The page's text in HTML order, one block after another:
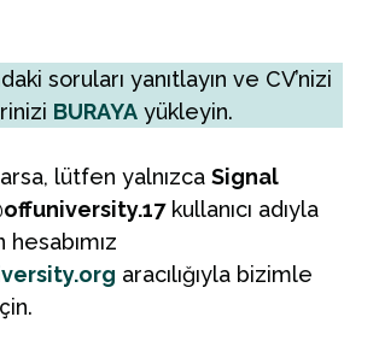
soruları yanıtlayın ve CV’nizi
BURAYA yükleyin.
lütfen yalnızca Signal
kullanıcı adıyla
aracılığıyla bizimle